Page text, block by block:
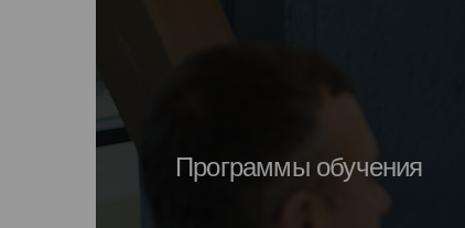
Программы обучения